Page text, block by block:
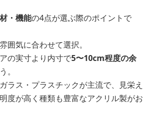
・機能の4点が選ぶ際のポイントで
囲気に合わせて選択。
の実寸より内寸で5〜10cm程度の余
。
ラス・プラスチックが主流で、見栄え
度が高く種類も豊富なアクリル製がお